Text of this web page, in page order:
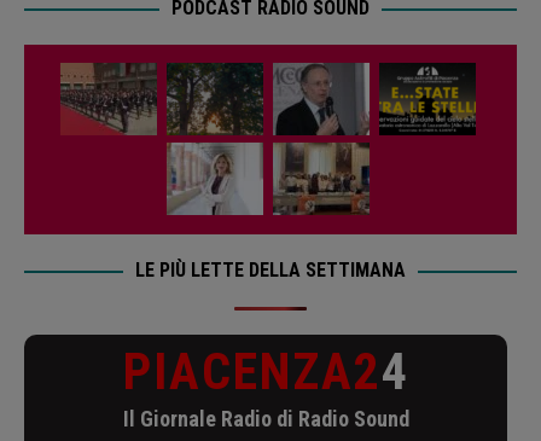
PODCAST RADIO SOUND
LE PIÙ LETTE DELLA SETTIMANA
PIACENZA24
Il Giornale Radio di Radio Sound